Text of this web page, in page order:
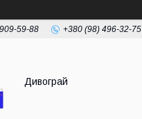
59-88 +380 (98) 496-32-75
Дивограй